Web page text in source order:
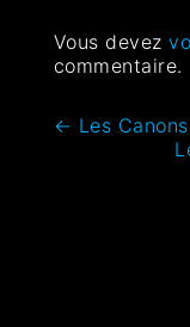
Vous devez
commentaire.
← Les